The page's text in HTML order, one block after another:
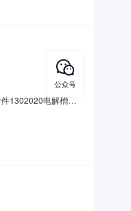
1302020电解槽及
价币种：人民币
公众号